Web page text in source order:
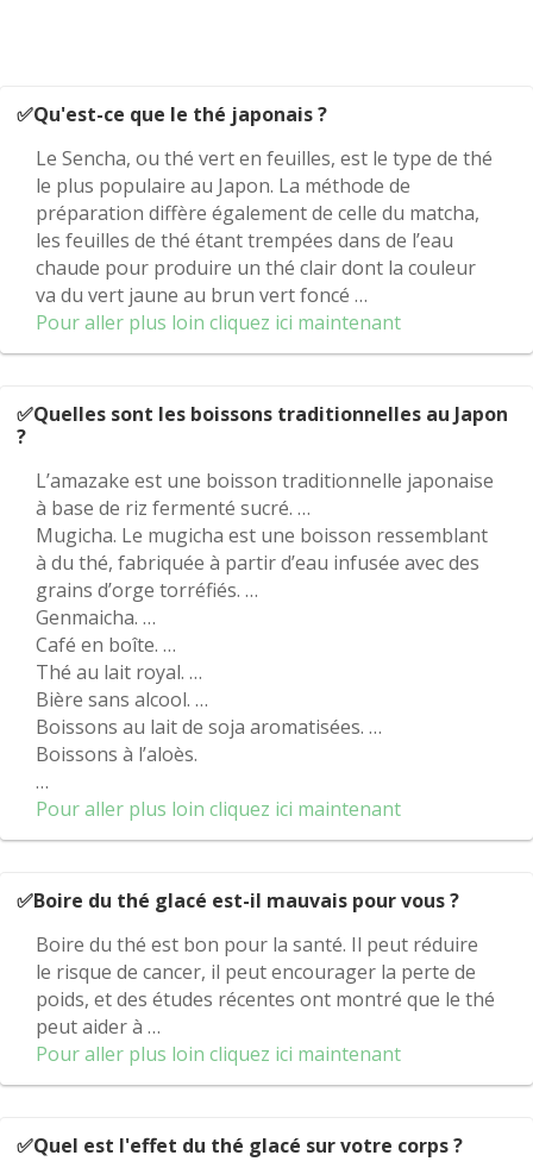
✅Qu'est-ce que le thé japonais ?
Le Sencha, ou thé vert en feuilles, est le type de thé
le plus populaire au Japon. La méthode de
préparation diffère également de celle du matcha,
les feuilles de thé étant trempées dans de l’eau
chaude pour produire un thé clair dont la couleur
va du vert jaune au brun vert foncé …
Pour aller plus loin cliquez ici maintenant
✅Quelles sont les boissons traditionnelles au Japon
?
L’amazake est une boisson traditionnelle japonaise
à base de riz fermenté sucré. …
Mugicha. Le mugicha est une boisson ressemblant
à du thé, fabriquée à partir d’eau infusée avec des
grains d’orge torréfiés. …
Genmaicha. …
Café en boîte. …
Thé au lait royal. …
Bière sans alcool. …
Boissons au lait de soja aromatisées. …
Boissons à l’aloès.
…
Pour aller plus loin cliquez ici maintenant
✅Boire du thé glacé est-il mauvais pour vous ?
Boire du thé est bon pour la santé. Il peut réduire
le risque de cancer, il peut encourager la perte de
poids, et des études récentes ont montré que le thé
peut aider à …
Pour aller plus loin cliquez ici maintenant
✅Quel est l'effet du thé glacé sur votre corps ?